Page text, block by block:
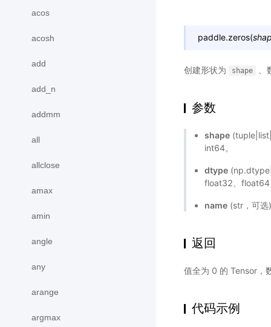
acos
acosh
add
add_n
addmm
all
allclose
amax
amin
angle
any
arange
argmax
paddle.zeros(
创建形状为 shape 、
参数
shape
int64。
dtype
float32、float64
name (str，可
返回
值全为 0 的 Tensor，
代码示例